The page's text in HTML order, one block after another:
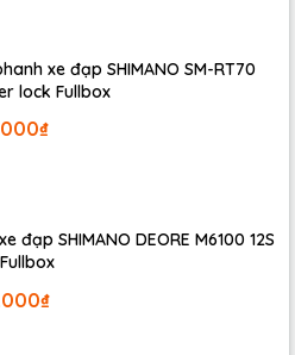
xe đạp SHIMANO SM-RT70
lock Fullbox
đạp SHIMANO DEORE M6100 12S